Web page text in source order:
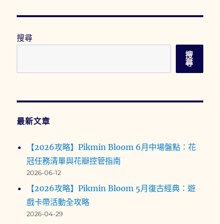
附
搜尋
搜
尋
最新文章
【2026攻略】Pikmin Bloom 6月中場盤點：花
冠任務清單與花瓣控管指南
2026-06-12
【2026攻略】Pikmin Bloom 5月復古經典：遊
戲卡帶活動全攻略
2026-04-29